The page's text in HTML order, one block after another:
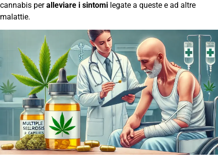
cannabis peralleviare i sintomi legate a queste e ad altre
malattie.